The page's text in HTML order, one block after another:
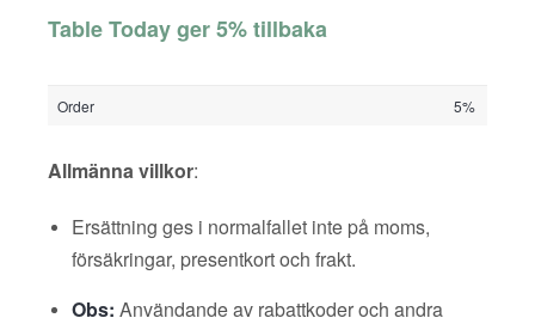
Table Today ger 5% tillbaka
Order 5%
Allmänna villkor:
Ersättning ges i normalfallet inte på moms,
försäkringar, presentkort och frakt.
Obs: Användande av rabattkoder och andra